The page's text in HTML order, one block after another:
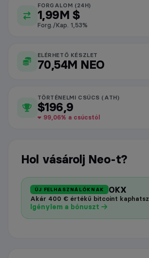
FORGALOM (24H)
1,99M $
Forg./Kap. 1,53%
ELÉRHETŐ KÉSZLET
70,54M NEO
TÖRTÉNELMI CSÚCS (ATH)
$196,9
99,06% a csúcstól
Hol vásárolj Neo-t?
ÚJ FELHASZNÁLÓKNAK OKX
Akár 400 € értékű bitcoint kaphatsz
Igénylem a bónuszt